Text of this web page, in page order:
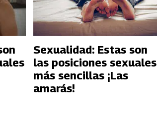
Sexualidad: Estas son
las posiciones sexuales
más sencillas ¡Las
amarás!